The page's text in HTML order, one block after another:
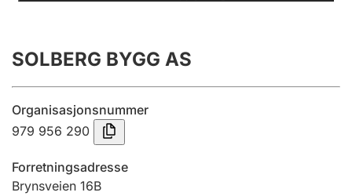
Årsregnskap
Innsending og forsinkelsesgebyr
SOLBERG BYGG AS
Organisasjonsnummer
979 956 290
Forretningsadresse
Brynsveien 16B